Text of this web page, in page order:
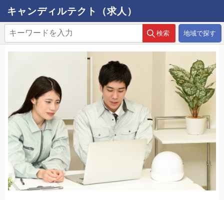
キャンディルテクト（求人）
地域で探す